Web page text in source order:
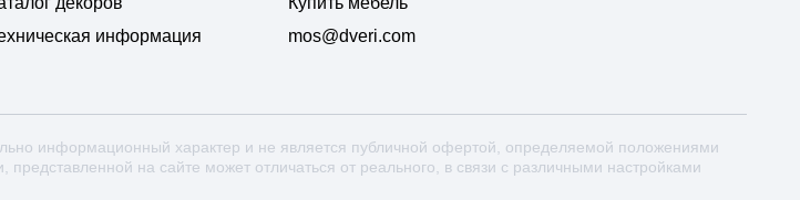
информация
mos@dveri.com
информационный характер и не является публичной офертой, определяемой положениями
представленной на сайте может отличаться от реального, в связи с различными настройками